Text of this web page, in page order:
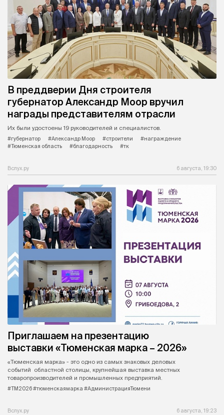
В преддверии Дня строителя
губернатор Александр Моор вручил
награды представителям отрасли
Их были удостоены 19 руководителей и специалистов.
#губернатор
#Александр Моор #строители
#награждение
#Тюменская область
#благодарность #тк
Вслух.ру 6 августа, 19:30
Приглашаем на презентацию
выставки «Тюменская марка – 2026»
«Тюменская марка» - это одно из самых знаковых деловых
событий областной столицы, крупнейшая выставка местных
товаропроизводителей и промышленных предприятий.
#ТМ2026 #тюменскаямарка #АдминистрацияТюмени
Вслух.ру 6 августа, 19:23